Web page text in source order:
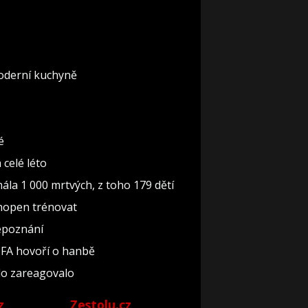
kuchyně
léto
1 000 mrtvých, z toho 179 dětí
trénovat
hovoří o hanbě
zareagovalo
Zestolu.cz